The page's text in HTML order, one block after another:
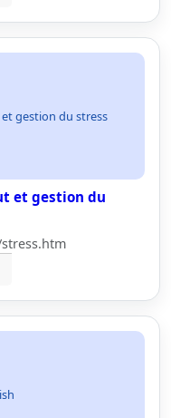
gestion du stress
et gestion du